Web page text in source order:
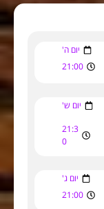
יום ה'
21:00
יום ש'
21:3
0
יום ג'
21:00